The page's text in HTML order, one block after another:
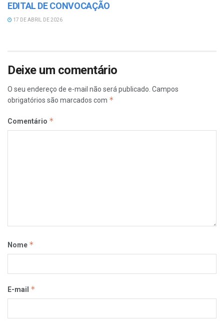
EDITAL DE CONVOCAÇÃO
17 DE ABRIL DE 2026
Deixe um comentário
O seu endereço de e-mail não será publicado. Campos
obrigatórios são marcados com *
Comentário *
Nome *
E-mail *